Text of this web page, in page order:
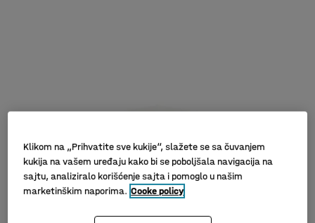
Klikom na „Prihvatite sve kukije“, slažete se sa čuvanjem
kukija na vašem uređaju kako bi se poboljšala navigacija na
sajtu, analiziralo korišćenje sajta i pomoglo u našim
marketinškim naporima. Cooke policy